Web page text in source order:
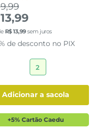
R$13,99sem juros
de desconto no PIX
2
adicionar a sacola
+5% Cartão Caedu